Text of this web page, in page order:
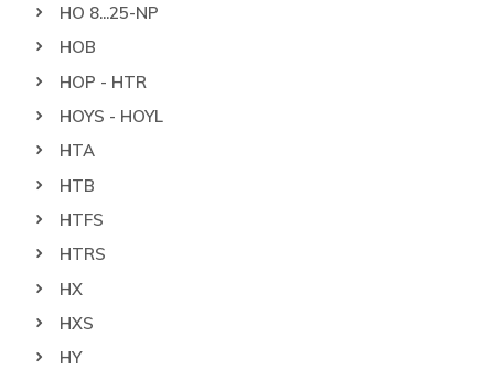
HO 8...25-NP
HOB
HOP - HTR
HOYS - HOYL
HTA
HTB
HTFS
HTRS
HX
HXS
HY